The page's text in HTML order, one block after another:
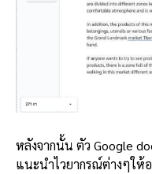
หลังจากนั้น ตัว Google
แนะนำไวยากรณ์ต่างๆให้